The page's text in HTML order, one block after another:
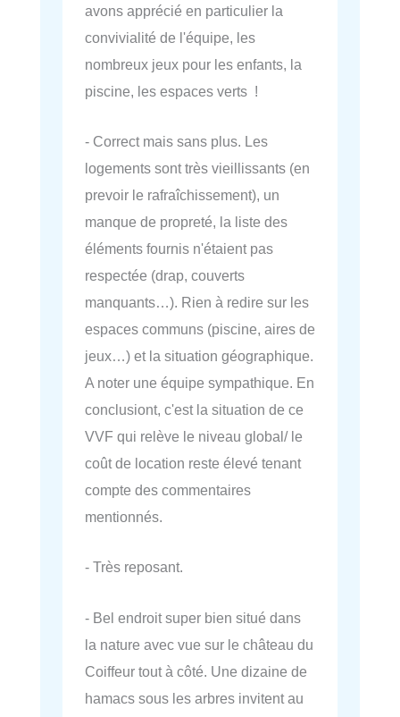
avons apprécié en particulier la
convivialité de l'équipe, les
nombreux jeux pour les enfants, la
piscine, les espaces verts !
- Correct mais sans plus. Les
logements sont très vieillissants (en
prevoir le rafraîchissement), un
manque de propreté, la liste des
éléments fournis n'étaient pas
respectée (drap, couverts
manquants…). Rien à redire sur les
espaces communs (piscine, aires de
jeux…) et la situation géographique.
A noter une équipe sympathique. En
conclusiont, c'est la situation de ce
VVF qui relève le niveau global/ le
coût de location reste élevé tenant
compte des commentaires
mentionnés.
- Très reposant.
- Bel endroit super bien situé dans
la nature avec vue sur le château du
Coiffeur tout à côté. Une dizaine de
hamacs sous les arbres invitent au